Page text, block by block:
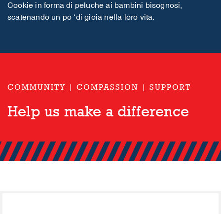
Cookie in forma di peluche ai bambini bisognosi,
scatenando un po ‘di gioia nella loro vita.
COMMUNITY | COMPASSION | SUPPORT
Help us make a difference